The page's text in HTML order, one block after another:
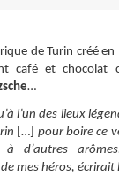
de Turin créé
café et chocolat
…
l’un des lieux
[…] pour boire ce
arômes.
mes héros, écrirait